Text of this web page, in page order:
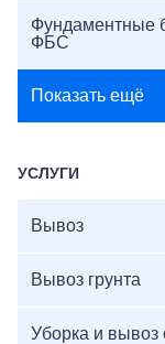
Фундаментные
ФБС
Показать ещё
УСЛУГИ
Вывоз
Вывоз грунта
Уборка и вывоз